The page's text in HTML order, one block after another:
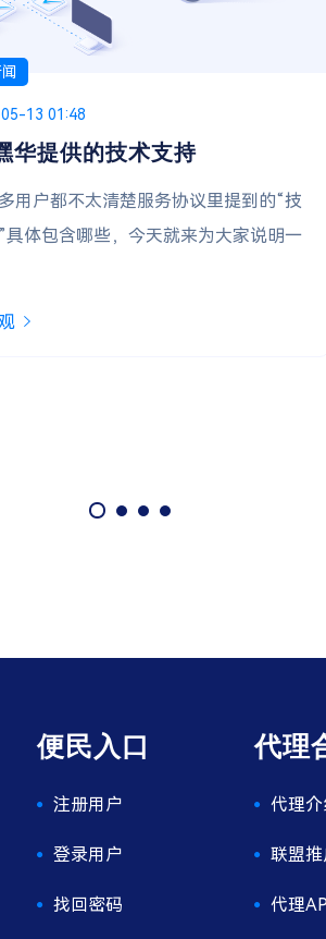
on28 19:14
信宝塔虚拟主机 正式上线！
深圳电信节点 的宝塔虚拟主机
便民入口
注册用户
登录用户
找回密码
代理
代理介
联盟
代理